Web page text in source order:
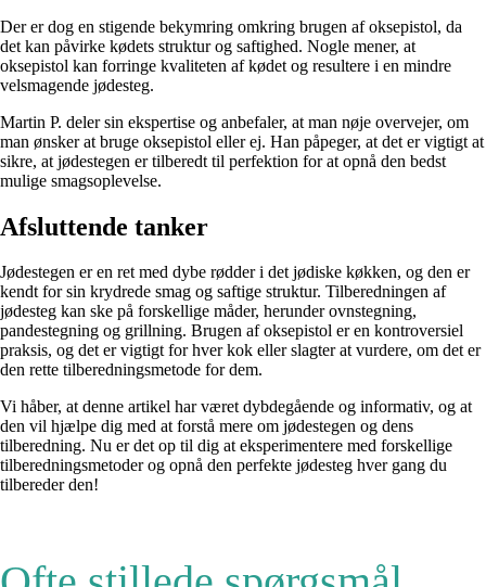
Der er dog en stigende bekymring omkring brugen af oksepistol, da
det kan påvirke kødets struktur og saftighed. Nogle mener, at
oksepistol kan forringe kvaliteten af kødet og resultere i en mindre
velsmagende jødesteg.
Martin P. deler sin ekspertise og anbefaler, at man nøje overvejer, om
man ønsker at bruge oksepistol eller ej. Han påpeger, at det er vigtigt at
sikre, at jødestegen er tilberedt til perfektion for at opnå den bedst
mulige smagsoplevelse.
Afsluttende tanker
Jødestegen er en ret med dybe rødder i det jødiske køkken, og den er
kendt for sin krydrede smag og saftige struktur. Tilberedningen af
jødesteg kan ske på forskellige måder, herunder ovnstegning,
pandestegning og grillning. Brugen af oksepistol er en kontroversiel
praksis, og det er vigtigt for hver kok eller slagter at vurdere, om det er
den rette tilberedningsmetode for dem.
Vi håber, at denne artikel har været dybdegående og informativ, og at
den vil hjælpe dig med at forstå mere om jødestegen og dens
tilberedning. Nu er det op til dig at eksperimentere med forskellige
tilberedningsmetoder og opnå den perfekte jødesteg hver gang du
tilbereder den!